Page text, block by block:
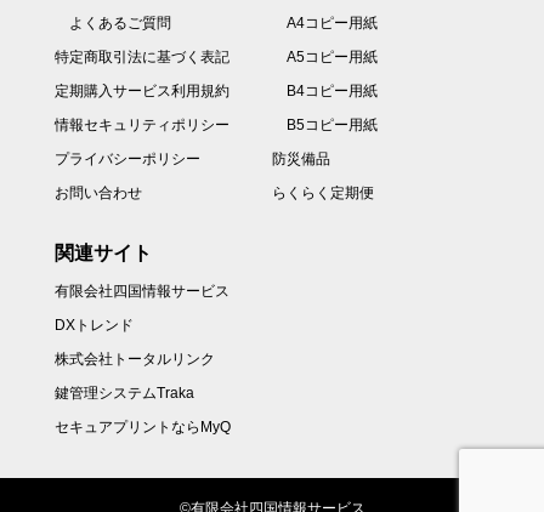
よくあるご質問
特定商取引法に基づく表記
定期購入サービス利用規約
情報セキュリティポリシー
プライバシーポリシー
お問い合わせ
A4コピー用紙
A5コピー用紙
B4コピー用紙
B5コピー用紙
防災備品
らくらく定期便
関連サイト
有限会社四国情報サービス
DXトレンド
株式会社トータルリンク
鍵管理システムTraka
セキュアプリントならMyQ